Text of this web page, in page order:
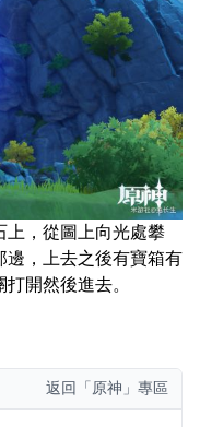
上，從圖上向光處攀
，上去之後有寶箱有
開然後進去。
返回 「原神」專區